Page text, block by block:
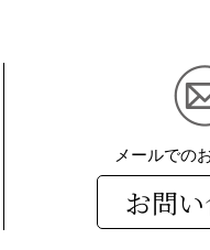
メールでの
お問